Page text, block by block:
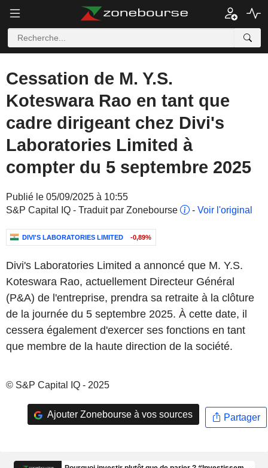
Cessation de M. Y.S.
Koteswara Rao en tant que
cadre dirigeant chez Divi's
Laboratories Limited à
compter du 5 septembre 2025
Publié le 05/09/2025 à 10:55
S&P Capital IQ - Traduit par Zonebourse
- Voir l'original
DIVI'S LABORATORIES LIMITED -0,89%
Divi's Laboratories Limited a annoncé que M. Y.S.
Koteswara Rao, actuellement Directeur Général
(P&A) de l'entreprise, prendra sa retraite à la clôture
de la journée du 5 septembre 2025. À cette date, il
cessera également d'exercer ses fonctions en tant
que membre de la haute direction de la société.
© S&P Capital IQ - 2025
Ajouter Zonebourse à vos sources Partager